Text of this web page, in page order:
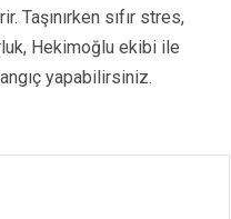
Taşınırken sıfır stres,
Hekimoğlu ekibi ile
yapabilirsiniz.